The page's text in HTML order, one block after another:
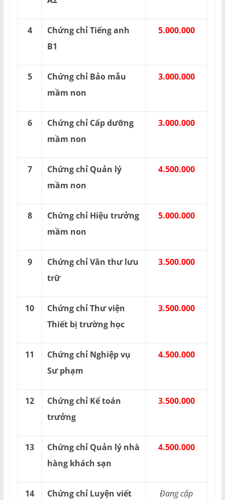
4
Chứng chỉ Tiếng anh
B1
5.000.000
5
Chứng chỉ Bảo mẫu
mầm non
3.000.000
6
Chứng chỉ Cấp dưỡng
mầm non
3.000.000
7
Chứng chỉ Quản lý
mầm non
4.500.000
8
Chứng chỉ Hiệu trưởng
mầm non
5.000.000
9
Chứng chỉ Văn thư lưu
trữ
3.500.000
10
Chứng chỉ Thư viện
Thiết bị trường học
3.500.000
11
Chứng chỉ Nghiệp vụ
Sư phạm
4.500.000
12
Chứng chỉ Kế toán
trưởng
3.500.000
13
Chứng chỉ Quản lý nhà
hàng khách sạn
4.500.000
14
Chứng chỉ Luyện viết
Đang cập